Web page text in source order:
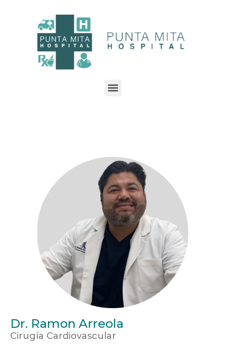
Dr. Ramon Arreola
Cirugía Cardiovascular